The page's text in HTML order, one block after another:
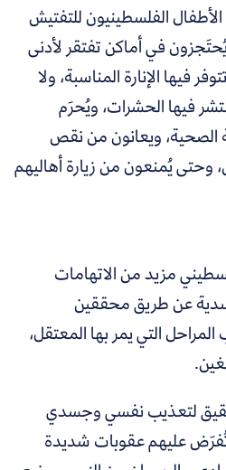
الفلسطينيون للتفتيش
في أماكن تفتقر لأدنى
فيها الإنارة المناسبة، ولا
فيها الحشرات، ويُحرَم
الصحية، ويعانون من نقص
وحتى يُمنعون من زيارة أهاليهم
مزيد من الاتهامات
عن طريق محققين
التي يمر بها المعتقل،
لتعذيب نفسي وجسدي
وتُفرَض عليهم عقوبات شديدة